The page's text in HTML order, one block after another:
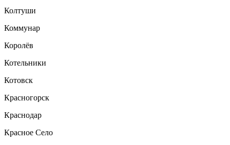
Колтуши
Коммунар
Королёв
Котельники
Котовск
Красногорск
Краснодар
Красное Село